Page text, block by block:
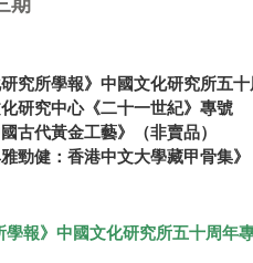
期
研究所學報》中國文化研究所五
研究中心《二十一世紀》專號
古代黃金工藝》（非賣品）
勁健：香港中文大學藏甲骨集》
學報》中國文化研究所五十周年